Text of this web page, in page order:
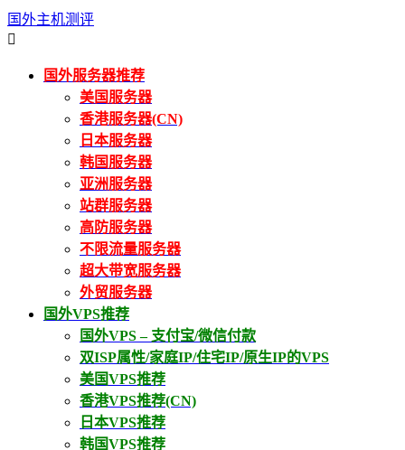
国外主机测评

国外服务器推荐
美国服务器
香港服务器(CN)
日本服务器
韩国服务器
亚洲服务器
站群服务器
高防服务器
不限流量服务器
超大带宽服务器
外贸服务器
国外VPS推荐
国外VPS – 支付宝/微信付款
双ISP属性/家庭IP/住宅IP/原生IP的VPS
美国VPS推荐
香港VPS推荐(CN)
日本VPS推荐
韩国VPS推荐